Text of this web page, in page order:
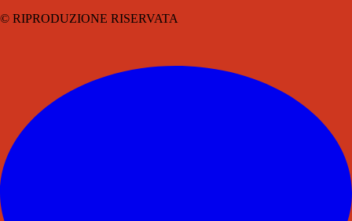
© RIPRODUZIONE RISERVATA